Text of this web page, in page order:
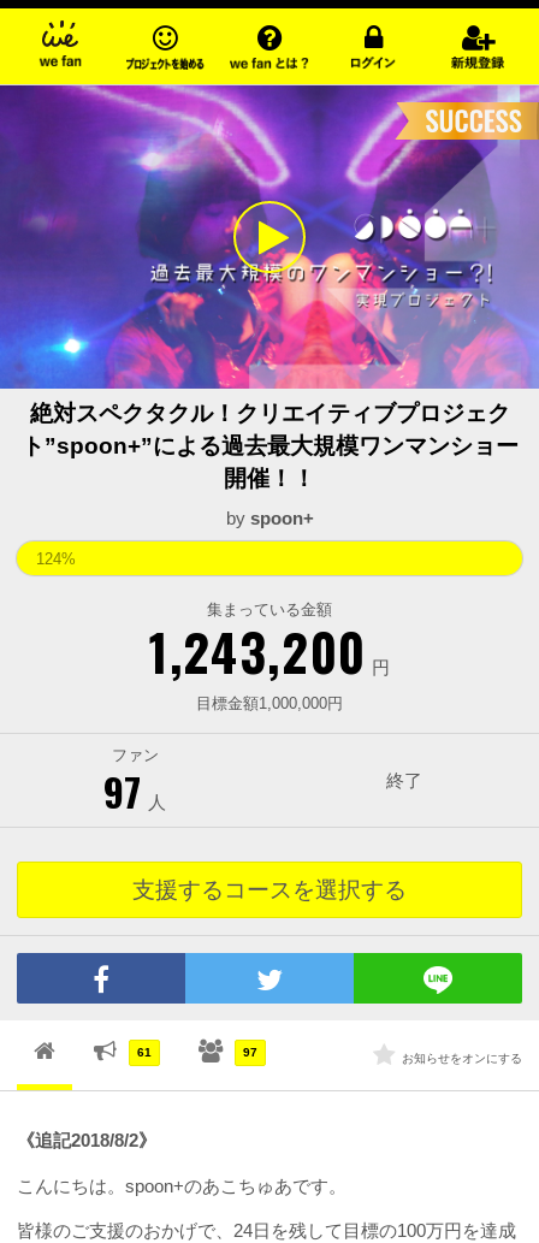
絶対スペクタクル！クリエイティブプロジェク
ト”spoon+”による過去最大規模ワンマンショー
開催！！
by spoon+
集まっている金額
1,243,200 円
124%
目標金額1,000,000円
ファン
97 人
終了
支援するコースを選択する
61 97 お知らせをオンにする
《追記2018/8/2》
こんにちは。spoon+のあこちゅあです。
皆様のご支援のおかげで、24日を残して目標の100万円を達成